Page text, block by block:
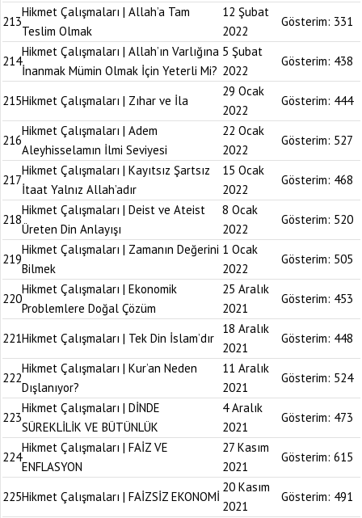
213
Hikmet Çalışmaları | Allah’a Tam
Teslim Olmak
12 Şubat
2022
Gösterim: 331
214
Hikmet Çalışmaları | Allah’ın Varlığına
İnanmak Mümin Olmak İçin Yeterli Mi?
5 Şubat
2022
Gösterim: 438
215Hikmet Çalışmaları | Zıhar ve İla
29 Ocak
2022
Gösterim: 444
216
Hikmet Çalışmaları | Adem
Aleyhisselamın İlmi Seviyesi
22 Ocak
2022
Gösterim: 527
217
Hikmet Çalışmaları | Kayıtsız Şartsız
İtaat Yalnız Allah’adır
15 Ocak
2022
Gösterim: 468
218
Hikmet Çalışmaları | Deist ve Ateist
Üreten Din Anlayışı
8 Ocak
2022
Gösterim: 520
219
Hikmet Çalışmaları | Zamanın Değerini
Bilmek
1 Ocak
2022
Gösterim: 505
220
Hikmet Çalışmaları | Ekonomik
Problemlere Doğal Çözüm
25 Aralık
2021
Gösterim: 453
221Hikmet Çalışmaları | Tek Din İslam’dır
18 Aralık
2021
Gösterim: 448
222
Hikmet Çalışmaları | Kur’an Neden
Dışlanıyor?
11 Aralık
2021
Gösterim: 524
223
Hikmet Çalışmaları | DİNDE
SÜREKLİLİK VE BÜTÜNLÜK
4 Aralık
2021
Gösterim: 473
224
Hikmet Çalışmaları | FAİZ VE
ENFLASYON
27 Kasım
2021
Gösterim: 615
225Hikmet Çalışmaları | FAİZSİZ EKONOMİ
20 Kasım
2021
Gösterim: 491